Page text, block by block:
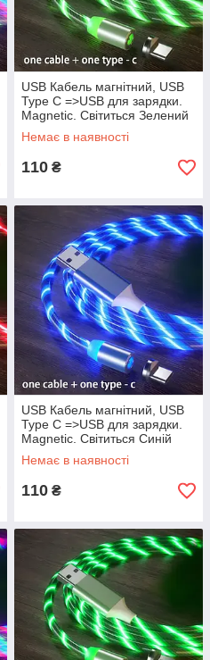
USB Кабель магнітний, USB
Type C =>USB для зарядки.
Magnetic. Світиться Зелений
Немає в наявності
110 ₴
USB Кабель магнітний, USB
Type C =>USB для зарядки.
Magnetic. Світиться Синій
Немає в наявності
110 ₴